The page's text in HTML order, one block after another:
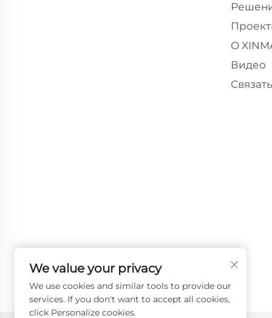
О
Видео
We value your privacy
We use cookies and similar tools to provide our
services. If you don't want to accept all cookies,
click Personalize cookies.